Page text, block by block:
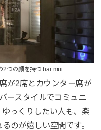
2つの顔を持つ bar mui
が2席とカウンター席が
ースタイルでコミュニ
っくりしたい人も、楽
のが嬉しい空間です。